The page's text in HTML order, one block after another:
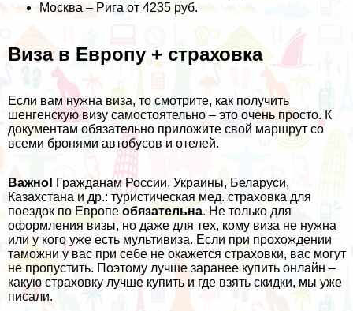
Москва – Рига от 4235 руб.
Виза в Европу + страховка
Если вам нужна виза, то смотрите, как получить
шенгенскую визу самостоятельно – это очень просто. К
документам обязательно приложите свой маршрут со
всеми бронями автобусов и отелей.
Важно! Гражданам России, Украины, Беларуси,
Казахстана и др.: туристическая мед. страховка для
поездок по Европе обязательна. Не только для
оформления визы, но даже для тех, кому виза не нужна
или у кого уже есть мультивиза. Если при прохождении
таможни у вас при себе не окажется страховки, вас могут
не пропустить. Поэтому лучше заранее купить онлайн –
какую страховку лучше купить и где взять скидки, мы уже
писали.